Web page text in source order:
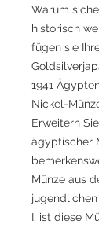
Warum
historisch
fügen sie
1941
Nickel-
Erweitern
ägyptischer
Münze aus
I. ist diese